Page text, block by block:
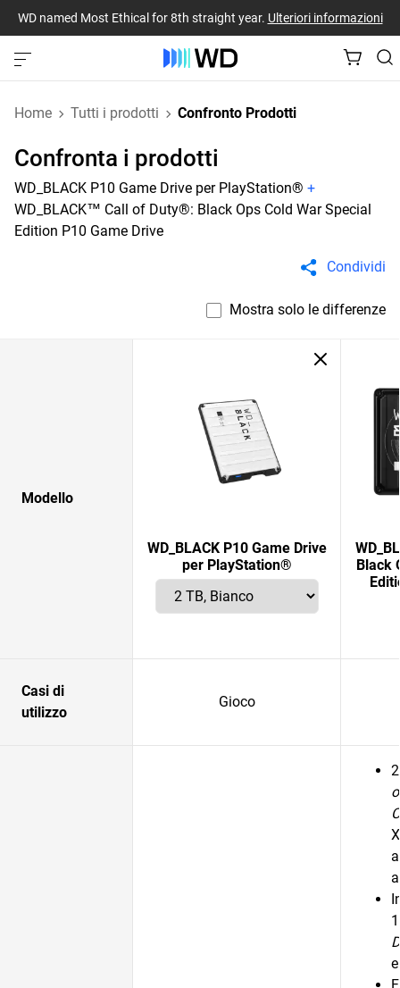
WD named Most Ethical for 8th straight year. Ulteriori informazioni
Home Tutti i prodotti Confronto Prodotti
Confronta i prodotti
WD_BLACK P10 Game Drive per PlayStation® +
WD_BLACK™ Call of Duty®: Black Ops Cold War Special
Edition P10 Game Drive
Condividi
Mostra solo le differenze
Modello
WD_BLACK P10 Game Drive
per PlayStation®
Black
Casi di
utilizzo
Gioco